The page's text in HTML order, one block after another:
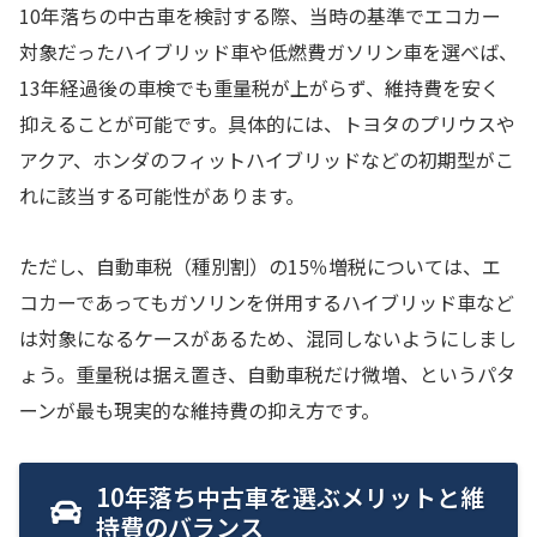
10年落ちの中古車を検討する際、当時の基準でエコカー
対象だったハイブリッド車や低燃費ガソリン車を選べば、
13年経過後の車検でも重量税が上がらず、維持費を安く
抑えることが可能です。具体的には、トヨタのプリウスや
アクア、ホンダのフィットハイブリッドなどの初期型がこ
れに該当する可能性があります。
ただし、自動車税（種別割）の15％増税については、エ
コカーであってもガソリンを併用するハイブリッド車など
は対象になるケースがあるため、混同しないようにしまし
ょう。重量税は据え置き、自動車税だけ微増、というパタ
ーンが最も現実的な維持費の抑え方です。
10年落ち中古車を選ぶメリットと維
持費のバランス